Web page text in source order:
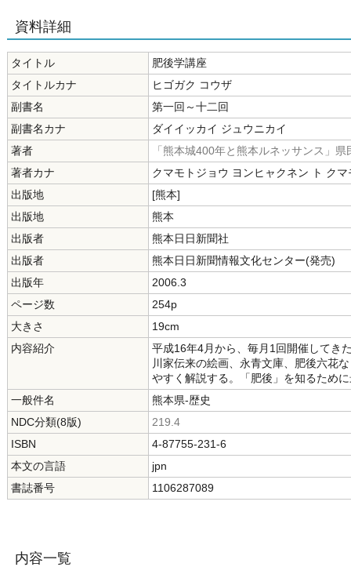
資料詳細
タイトル
肥後学講座
タイトルカナ
ヒゴガク コウザ
副書名
第一回～十二回
副書名カナ
ダイイッカイ ジュウニカイ
著者
「熊本城400年と熊本ルネッサンス」県
著者カナ
クマモトジョウ ヨンヒャクネン ト ク
出版地
[熊本]
出版地
熊本
出版者
熊本日日新聞社
出版者
熊本日日新聞情報文化センター(発売)
出版年
2006.3
ページ数
254p
大きさ
19cm
内容紹介
平成16年4月から、毎月1回開催してき
川家伝来の絵画、永青文庫、肥後六花
やすく解説する。「肥後」を知るため
一般件名
熊本県-歴史
NDC分類(8版)
219.4
ISBN
4-87755-231-6
本文の言語
jpn
書誌番号
1106287089
内容一覧